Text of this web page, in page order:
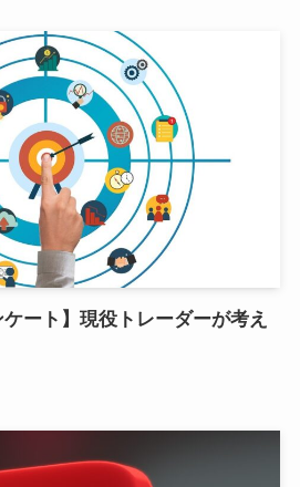
ケート】現役トレーダーが考え